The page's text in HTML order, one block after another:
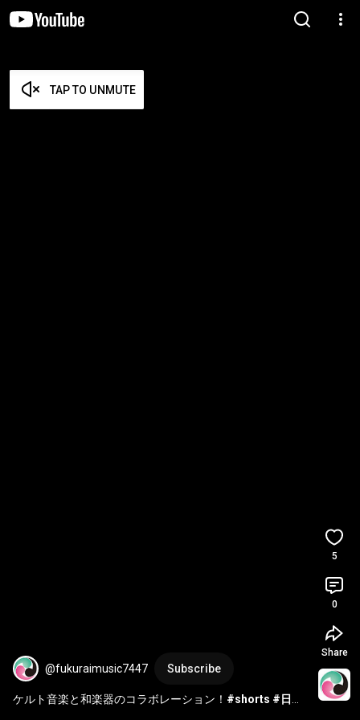
TAP TO UNMUTE
@fukuraimusic7447 Subscribe
ケルト音楽と和楽器のコラボレーション！ #shorts #日本
5
0
Share